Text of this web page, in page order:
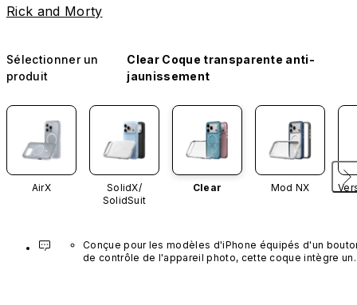
Rick and Morty
Sélectionner un
produit
Clear Coque transparente anti-
jaunissement
AirX
SolidX/
SolidSuit
Clear Mod NX
Conçue pour les modèles d'iPhone équipés d'un
de contrôle de l'appareil photo, cette coque intègre un